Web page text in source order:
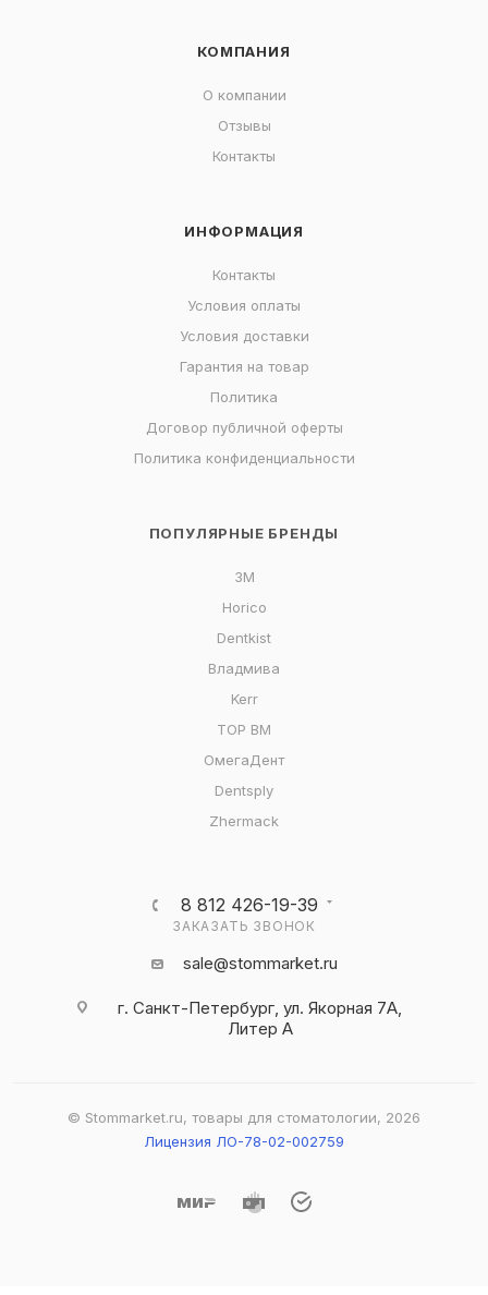
КОМПАНИЯ
О компании
Отзывы
Контакты
ИНФОРМАЦИЯ
Контакты
Условия оплаты
Условия доставки
Гарантия на товар
Политика
Договор публичной оферты
Политика конфиденциальности
ПОПУЛЯРНЫЕ БРЕНДЫ
3M
Horico
Dentkist
Владмива
Kerr
ТОР ВМ
ОмегаДент
Dentsply
Zhermack
8 812 426-19-39
ЗАКАЗАТЬ ЗВОНОК
sale@stommarket.ru
г. Cанкт-Петербург, ул. Якорная 7А,
Литер А
© Stommarket.ru, товары для стоматологии, 2026
Лицензия ЛО-78-02-002759